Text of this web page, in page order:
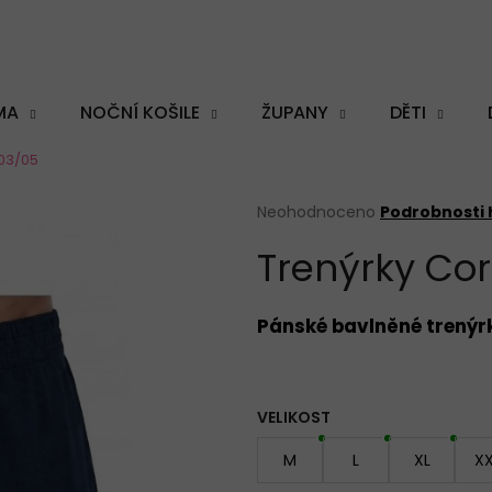
NOČNÍ KOŠILE ŽUPANY DĚTI
05
Průměrné
produktu
z
5
Neohodnoceno Podrobnosti
Trenýrky
Pánské bavlněné
VELIKOST
M
L XL
Co potřebujete najít?
Doporučujeme